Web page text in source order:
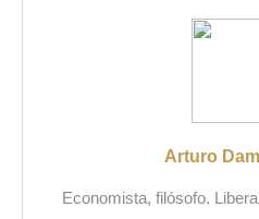
Arturo
Economista, filósofo.